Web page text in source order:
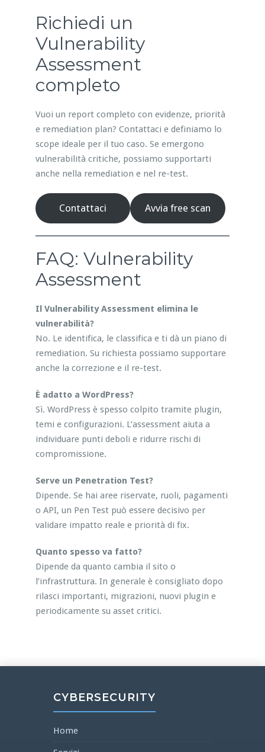
Richiedi un
Vulnerability
Assessment
completo
Vuoi un report completo con evidenze, priorità
e remediation plan? Contattaci e definiamo lo
scope ideale per il tuo caso. Se emergono
vulnerabilità critiche, possiamo supportarti
anche nella remediation e nel re-test.
Contattaci Avvia free scan
FAQ: Vulnerability
Assessment
Il Vulnerability Assessment elimina le
vulnerabilità?
No. Le identifica, le classifica e ti dà un piano di
remediation. Su richiesta possiamo supportare
anche la correzione e il re-test.
È adatto a WordPress?
Sì. WordPress è spesso colpito tramite plugin,
temi e configurazioni. L’assessment aiuta a
individuare punti deboli e ridurre rischi di
compromissione.
Serve un Penetration Test?
Dipende. Se hai aree riservate, ruoli, pagamenti
o API, un Pen Test può essere decisivo per
validare impatto reale e priorità di fix.
Quanto spesso va fatto?
Dipende da quanto cambia il sito o
l’infrastruttura. In generale è consigliato dopo
rilasci importanti, migrazioni, nuovi plugin e
periodicamente su asset critici.
CYBERSECURITY
Home